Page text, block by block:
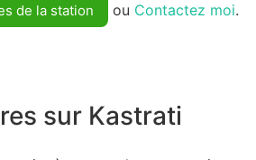
de la station ou Contactez moi.
sur Kastrati